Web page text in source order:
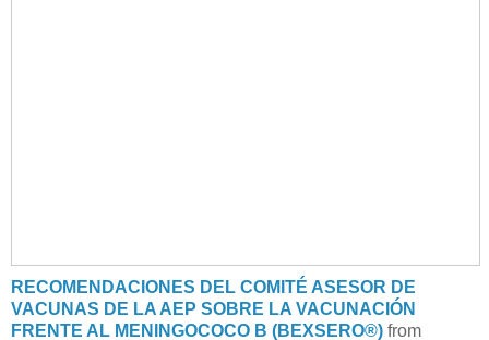
RECOMENDACIONES DEL COMITÉ ASESOR DE
VACUNAS DE LA AEP SOBRE LA VACUNACIÓN
FRENTE AL MENINGOCOCO B (BEXSERO®) from